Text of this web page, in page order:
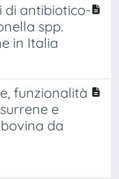
di antibiotico-
spp.
in Italia
funzionalità
e
da